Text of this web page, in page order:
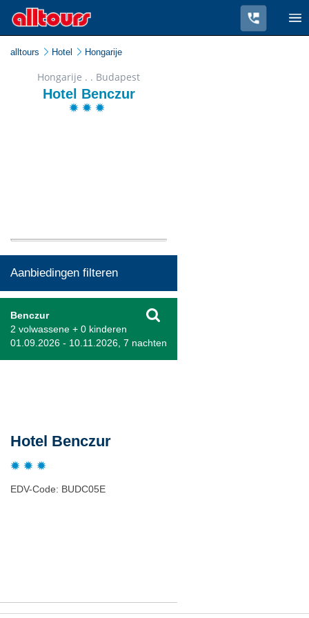
alltours Hotel Hongarije
Hongarije . . Budapest
Hotel Benczur
Aanbiedingen filteren
Benczur
2 volwassene + 0 kinderen
01.09.2026 - 10.11.2026, 7 nachten
Hotel Benczur
EDV-Code: BUDC05E